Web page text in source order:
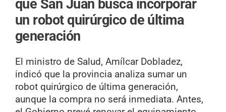
que San Juan busca incorporar
un robot quirúrgico de última
generación
El ministro de Salud, Amílcar Dobladez,
indicó que la provincia analiza sumar un
robot quirúrgico de última generación,
aunque la compra no será inmediata. Antes,